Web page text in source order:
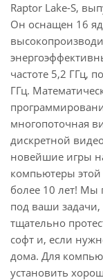
Raptor Lake-S,
Он оснащен 16
частоте 5,2 ГГц,
ГГц.
многопоточная
дискретной
новейшие игры
компьютеры
более 10 лет!
под ваши задачи,
тщательно
софт и, если
дома. Для
установить